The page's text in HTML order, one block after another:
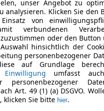
unser Angebot zu
analysieren. Klicken Sie den
von
verbundenen
oder den Button
hinsichtlich der
personenbezogener
auf Grundlage
Einwilligung umfasst
personenbezogener
Art. 49 (1) (a) DSGVO.
klicken Sie bitte hier.